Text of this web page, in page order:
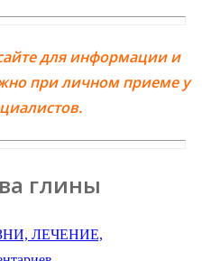
для информации и
при личном приеме у
глины
ЛЕЧЕНИЕ,